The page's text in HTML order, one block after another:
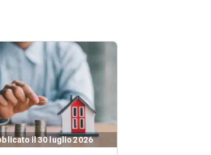
il 30 luglio 2026